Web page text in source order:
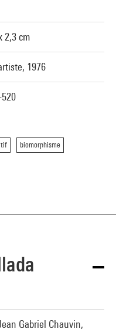
2,3 cm
1976
biomorphisme
Gabriel Chauvin,